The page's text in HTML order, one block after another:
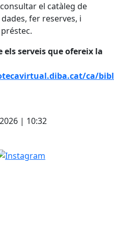
el catàleg de
fer reserves, i
serveis que ofereix la
ca/
| 10:32